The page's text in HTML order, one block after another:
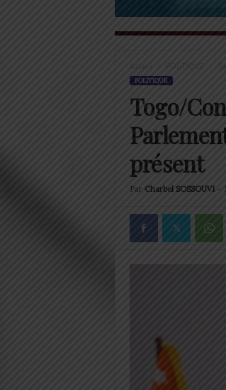
Accueil
POLITIQUE
Togo/
présent
Par Charbel SOSSOUVI-